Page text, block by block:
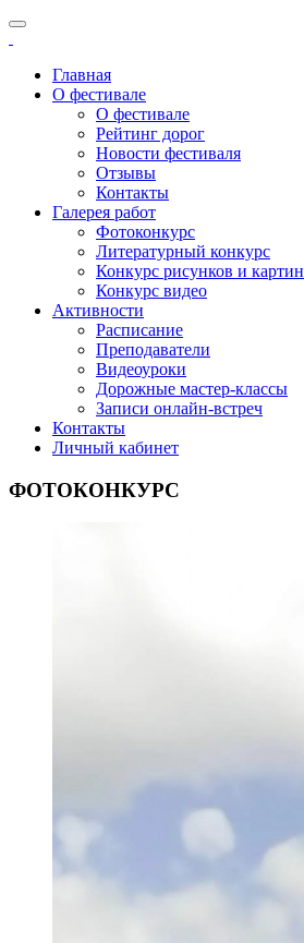
Главная
О фестивале
О фестивале
Рейтинг дорог
Новости фестиваля
Отзывы
Контакты
Галерея работ
Фотоконкурс
Литературный конкурс
Конкурс рисунков и картин
Конкурс видео
Активности
Расписание
Преподаватели
Видеоуроки
Дорожные мастер-классы
Записи онлайн-встреч
Контакты
Личный кабинет
ФОТОКОНКУРС